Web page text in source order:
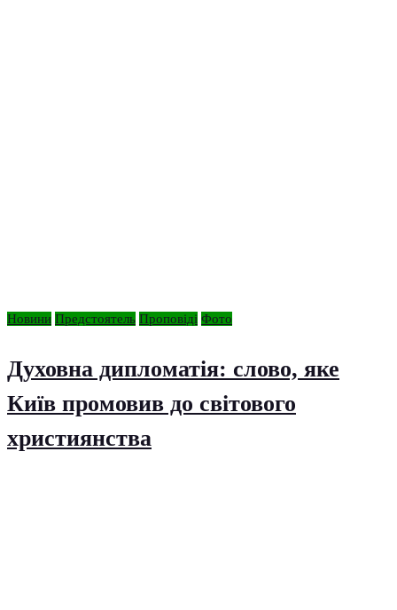
Новини Предстоятель Проповіді Фото
Духовна дипломатія: слово, яке
Київ промовив до світового
християнства